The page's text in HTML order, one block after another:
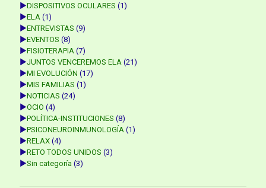
►DISPOSITIVOS OCULARES (1)
►ELA (1)
►ENTREVISTAS (9)
►EVENTOS (8)
►FISIOTERAPIA (7)
►JUNTOS VENCEREMOS ELA (21)
►MI EVOLUCIÓN (17)
►MIS FAMILIAS (1)
►NOTICIAS (24)
►OCIO (4)
►POLÍTICA-INSTITUCIONES (8)
►PSICONEUROINMUNOLOGÍA (1)
►RELAX (4)
►RETO TODOS UNIDOS (3)
►Sin categoría (3)